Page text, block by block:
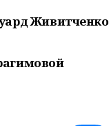
Живитченко